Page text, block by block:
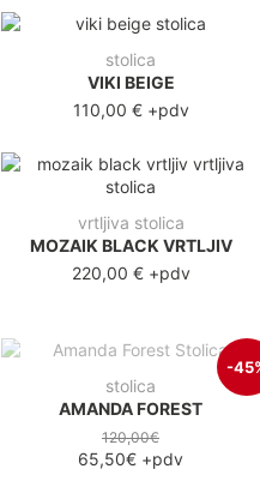
stolica
VIKI BEIGE
110,00 €+pdv
vrtljiva stolica
MOZAIK BLACK VRTLJIV
220,00 €+pdv
-
stolica
AMANDA FOREST
120,00€
65,50€ +pdv